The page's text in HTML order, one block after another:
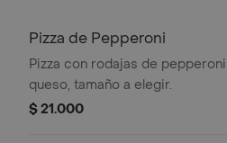
Pizza de Pepperoni
Pizza con rodajas de
queso, tamaño a elegir.
$ 21.000